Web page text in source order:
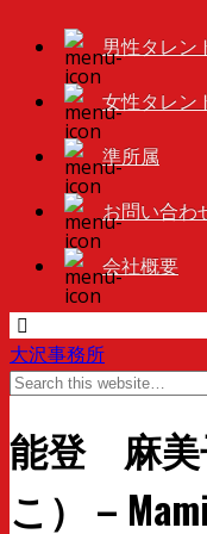
男性タレン
女性タレン
準所属
お問い合わ
会社概要
大沢事務所
能登 麻
こ） –